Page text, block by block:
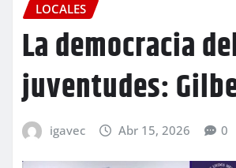
LOCALES
La democracia
juventudes:
igavec Abr 15, 2026 0